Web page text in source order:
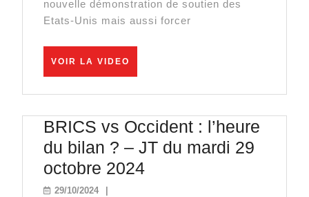
nouvelle démonstration de soutien des
Etats-Unis mais aussi forcer
VOIR LA VIDEO
BRICS vs Occident : l’heure
du bilan ? – JT du mardi 29
octobre 2024BRICS
29/10/202429/10/2024